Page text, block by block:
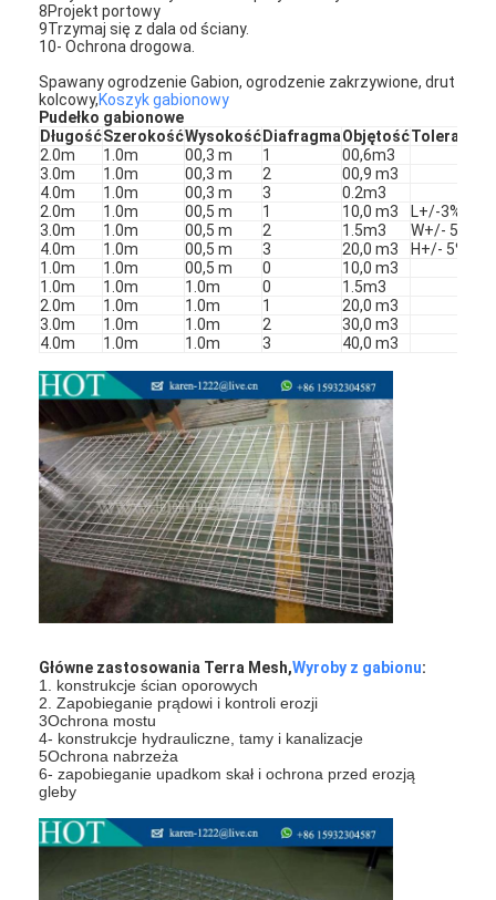
Wycieczka po fabryce
Skontaktuj się z nami
Aktualności
Rozmawiaj teraz
Włókna ze stali nierdzewnej
Zestaw sit ekstrudera
Siatka druciana
Ogrodzenie do padelu
Dzianinowa siatka druciana
kosz gabionowy
Moskitiera z aluminiowego łańcucha
Filtr ekranowy Johnsona
Ogrodzenie z siatki metalowej
Siatka ula
8Projekt portowy
9Trzymaj się z dala od ściany.
10- Ochrona drogowa.
Spawany ogrodzenie Gabion, ogrodzenie zakrzywione, drut
kolcowy,Koszyk gabionowy
Pudełko gabionowe
DługośćSzerokośćWysokość DiafragmaObjętośćTolerancja
2.0m
1.0m 00,3 m 1
00,6m3
3.0m
1.0m 00,3 m 2
00,9 m3
4.0m
1.0m 00,3 m 3
0.2m3
2.0m
1.0m 00,5 m 1 10,0 m3
L+/-3%
3.0m
1.0m 00,5 m 2 1.5m3
W+/- 5%
4.0m
1.0m 00,5 m 3 20,0 m3
H+/- 5%
1.0m
1.0m 00,5 m 0
10,0 m3
1.0m
1.0m 1.0m 0
1.5m3
2.0m
1.0m 1.0m 1
20,0 m3
3.0m
1.0m 1.0m 2
30,0 m3
4.0m
1.0m 1.0m 3 40,0 m3
Główne zastosowania Terra Mesh,Wyroby z gabionu:
1. konstrukcje ścian oporowych
2. Zapobieganie prądowi i kontroli erozji
3Ochrona mostu
4- konstrukcje hydrauliczne, tamy i kanalizacje
5Ochrona nabrzeża
6- zapobieganie upadkom skał i ochrona przed erozją
gleby